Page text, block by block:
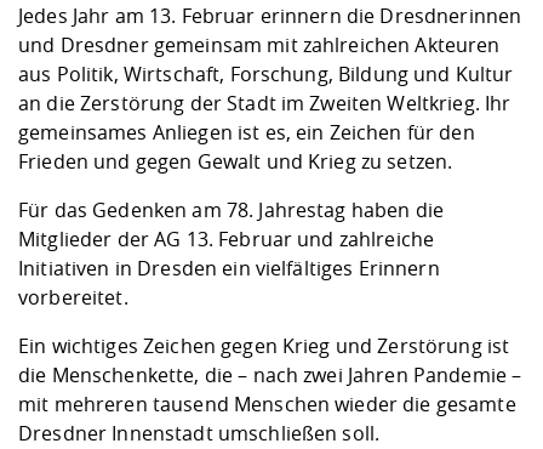
Vorbereitung
Checkliste zum
Studien- und
Digitales Lernen
Fremdsprachen
Studieren in
Lebenslagen
Angebote der
Career Service
Lehren,
Weiterbilden im
Internationale
Formulare und
FIS -
Prototyping und
Gründung und
Kooperationen
Kontakt &
Förderverein
Gremien und
Informatik/
Landbau/
Angebote für Unternehmen
Kontakt und Anfahrt
Qualitätssicherung
Jedes Jahr am 13. Februar erinnern die Dresdnerinnen
und Dresdner gemeinsam mit zahlreichen Akteuren
aus Politik, Wirtschaft, Forschung, Bildung und Kultur
an die Zerstörung der Stadt im Zweiten Weltkrieg. Ihr
gemeinsames Anliegen ist es, ein Zeichen für den
Frieden und gegen Gewalt und Krieg zu setzen.
Für das Gedenken am 78. Jahrestag haben die
Mitglieder der AG 13. Februar und zahlreiche
Initiativen in Dresden ein vielfältiges Erinnern
vorbereitet.
Ein wichtiges Zeichen gegen Krieg und Zerstörung ist
die Menschenkette, die – nach zwei Jahren Pandemie –
mit mehreren tausend Menschen wieder die gesamte
Dresdner Innenstadt umschließen soll.